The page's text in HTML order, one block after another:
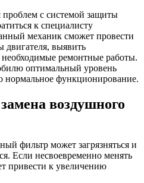
с системой защиты
к специалисту
механик сможет провести
двигателя, выявить
ремонтные работы.
оптимальный уровень
нормальное функционирование.
воздушного
фильтр может загрязняться и
Если несвоевременно менять
привести к увеличению